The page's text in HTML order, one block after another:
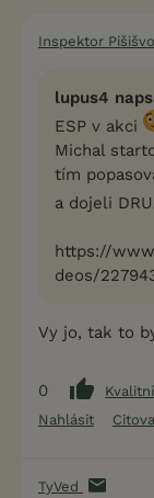
Inspektor
lupus4
ESP v akci
Michal
tím
a dojeli
https://
deos/
Vy jo, tak to
0
Nahlásit
TyVed